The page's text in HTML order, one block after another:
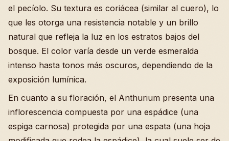
el pecíolo. Su textura es coriácea (similar al cuero), lo
que les otorga una resistencia notable y un brillo
natural que refleja la luz en los estratos bajos del
bosque. El color varía desde un verde esmeralda
intenso hasta tonos más oscuros, dependiendo de la
exposición lumínica.
En cuanto a su floración, el Anthurium presenta una
inflorescencia compuesta por una espádice (una
espiga carnosa) protegida por una espata (una hoja